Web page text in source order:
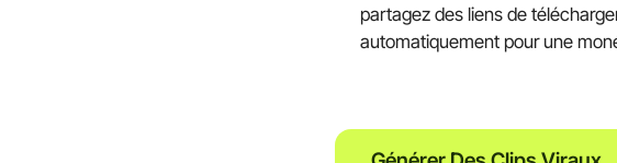
partagez des liens de
automatiquement pour une